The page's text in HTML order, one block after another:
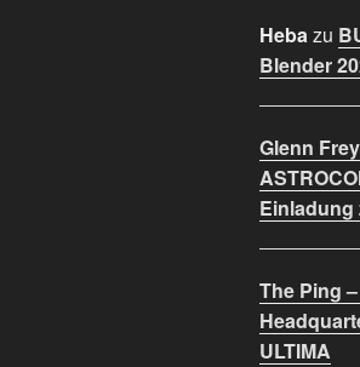
Hebazu
Blender
Glenn
Einladung
The Ping
ULTIMA